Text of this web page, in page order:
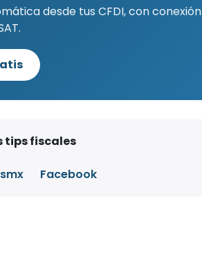
desde tus CFDI, con conexión
tips fiscales
Facebook